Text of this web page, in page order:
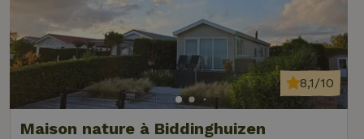
Maison nature à Biddinghuizen
8,1/10